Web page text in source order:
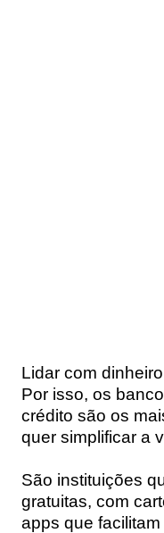
Lidar com
Por isso, os
crédito são os
quer simplificar a
São instituições
gratuitas, com
apps que